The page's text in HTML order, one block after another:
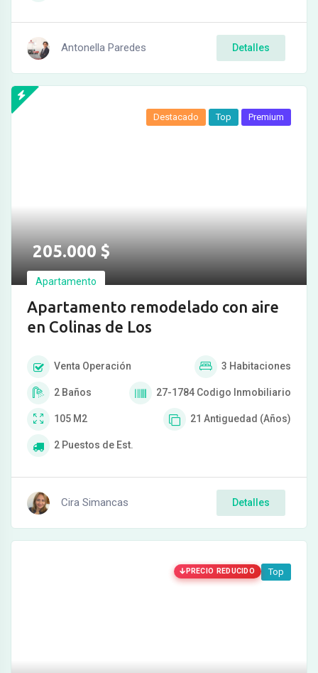
Antonella Paredes Detalles
205.000$
Apartamento
Apartamento remodelado con aire
en Colinas de Los
Destacado Top Premium
Venta Operación 3 Habitaciones
2 Baños 27-1784 Codigo Inmobiliario
105 M2 21 Antiguedad (Años)
2 Puestos de Est.
Cira Simancas Detalles
PRECIO REDUCIDO Top